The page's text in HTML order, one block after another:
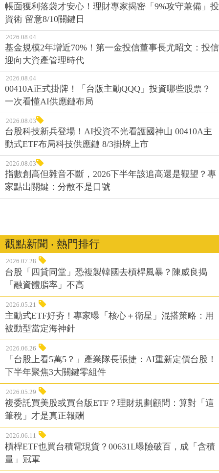
帳面獲利落袋才安心！理財專家揭密「9%攻守兼備」投
資術 留意8/10關鍵日
2026.08.04
基金規模2年增近70%！第一金投信董事長尤昭文：投信
迎向大資產管理時代
2026.08.04
00410A正式掛牌！「台版主動QQQ」投資哪些股票？
一次看懂AI供應鏈布局
2026.08.03
台股科技新兵登場！AI投資不光看護國神山 00410A主
動式ETF布局科技供應鏈 8/3掛牌上市
2026.08.03
指數創高但雜音不斷，2026下半年該追高還是觀望？專
家點出關鍵：分散不是口號
觀點新聞 ‧ 熱門排行
2026.07.28
台股「四貸同堂」恐複製韓國去槓桿風暴？陳威良揭
「融資體脂率」不高
2026.05.21
主動式ETF好夯！專家曝「核心＋衛星」混搭策略：用
被動型當定海神針
2026.06.26
「台股上看5萬5？」產業隊長張捷：AI重新定價台股！
下半年聚焦3大關鍵零組件
2026.05.29
複委託買美股或買台版ETF？理財規劃顧問：算對「這
筆稅」才是真正報酬
2026.06.11
槓桿ETF也買台積電現貨？00631L曝險破百，成「含積
量」冠軍